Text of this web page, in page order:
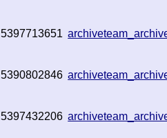
5397713651
5390802846
5397432206